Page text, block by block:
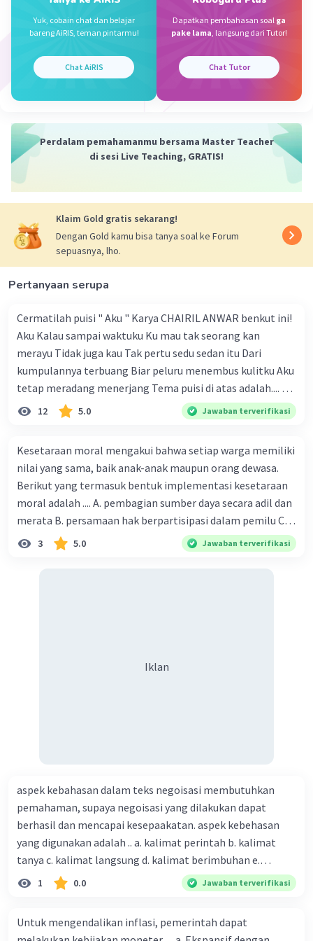
Jawaban : B
Pembahasan :
nomor 2 adalah menandai kalimat yang
merupakan gagasan pokok. Dengan demikian,
jawaban paling tepat adalah B.
Yuk, cobain chat dan belajar
bareng AiRIS, teman pintarmu!
Chat AiRIS
Dapatkan pembahasan soal ga
pake lama, langsung dari Tutor!
Chat Tutor
Perdalam pemahamanmu bersama Master Teacher
di sesi Live Teaching, GRATIS!
Klaim Gold gratis sekarang!
Dengan Gold kamu bisa tanya soal ke Forum
sepuasnya, lho.
Pertanyaan serupa
Cermatilah puisi " Aku " Karya CHAIRIL ANWAR benkut ini!
Aku Kalau sampai waktuku Ku mau tak seorang kan
merayu Tidak juga kau Tak pertu sedu sedan itu Dari
kumpulannya terbuang Biar peluru menembus kulitku Aku
tetap meradang menerjang Tema puisi di atas adalah.... A.
ketekunan dan kemauan seseorang dalam
memperjuangan hak dirinya B. kemauan untuk hidup
mendapatkan cinta sejati D. seseorang yang tidak mau
diganggu oleh siapapun E. kepasrahan kepada keadaan
yang sedang terjadi
12 5.0 Jawaban terverifikasi
Kesetaraan moral mengakui bahwa setiap warga memiliki
nilai yang sama, baik anak-anak maupun orang dewasa.
Berikut yang termasuk bentuk implementasi kesetaraan
moral adalah .... A. pembagian sumber daya secara adil dan
merata B. persamaan hak berpartisipasi dalam pemilu C.
menghargai pendapat orang lain D. menerapkan hukum
secara adil E. merendahkan status orang lain
3 5.0 Jawaban terverifikasi
Iklan
aspek kebahasan dalam teks negoisasi membutuhkan
pemahaman, supaya negoisasi yang dilakukan dapat
berhasil dan mencapai kesepaakatan. aspek kebehasan
yang digunakan adalah .. a. kalimat perintah b. kalimat
tanya c. kalimat langsung d. kalimat berimbuhan e.
kalimat kausalitas
1 0.0 Jawaban terverifikasi
Untuk mengendalikan inflasi, pemerintah dapat